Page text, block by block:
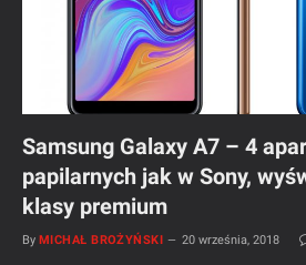
Samsung Galaxy A7 – 4
papilarnych jak w Sony,
klasy premium
By MICHAŁ BROŻYŃSKI 20 września, 2018